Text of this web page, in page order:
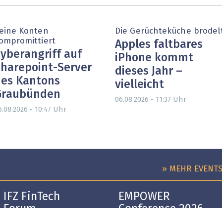
Konten
auf
Server
Kantons
- 10:47 Uhr
Die Gerüchteküche
Apples faltbares
iPhone kommt
dieses Jahr –
vielleicht
06.08.2026 - 11:37 Uhr
» MEHR
IFZ FinTech
EMPOWER